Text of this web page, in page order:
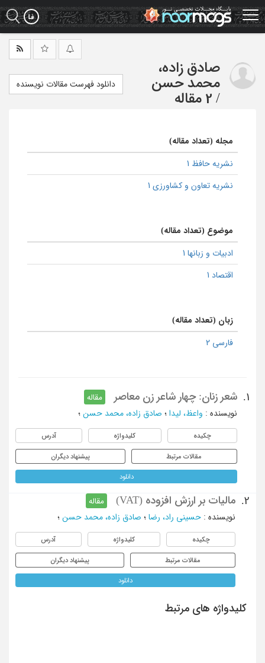
Skip
to
main
صادق زاده،
محمد حسن
/ 2 مقاله
دانلود فهرست مقالات نویسنده
مجله (تعداد مقاله)
نشریه حافظ 1
نشریه تعاون و کشاورزی 1
موضوع (تعداد مقاله)
ادبیات و زبانها 1
اقتصاد 1
زبان (تعداد مقاله)
فارسی 2
1. شعر زنان: چهار شاعر زن معاصر
مقاله
نویسنده : واعظ، لیدا ؛ صادق زاده، محمد حسن ؛
چکیده کلیدواژه آدرس
مقالات مرتبط پیشنهاد دیگران
دانلود
2. مالیات بر ارزش افزوده (VAT)
مقاله
نویسنده : حسینی راد، رضا ؛ صادق زاده، محمد حسن ؛
چکیده کلیدواژه آدرس
مقالات مرتبط پیشنهاد دیگران
دانلود
کلیدواژه های مرتبط